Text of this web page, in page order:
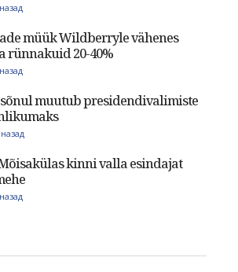
müük Wildberryle vähenes
rünnakuid 20-40%
muutub presidendivalimiste
kinni valla esindajat